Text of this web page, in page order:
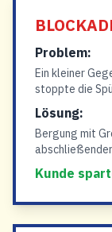
Problem:
Ein kleiner
stoppte die
Lösung:
Bergung mit
Kunde